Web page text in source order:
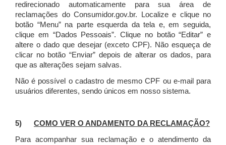
redirecionado automaticamente para sua área de
reclamações do Consumidor.gov.br.
Localize e clique no
botão “Menu” na parte esquerda da tela e, em seguida,
clique em “Dados Pessoais”. Clique no botão “Editar” e
altere o dado que desejar (exceto CPF). Não esqueça de
clicar no botão “Enviar” depois de alterar os dados, para
que as alterações sejam salvas.
Não é possível o cadastro de mesmo CPF ou e-mail para
usuários diferentes, sendo únicos em nosso sistema.
5) COMO VER O ANDAMENTO DA RECLAMAÇÃO?
Para acompanhar sua reclamação e o atendimento da